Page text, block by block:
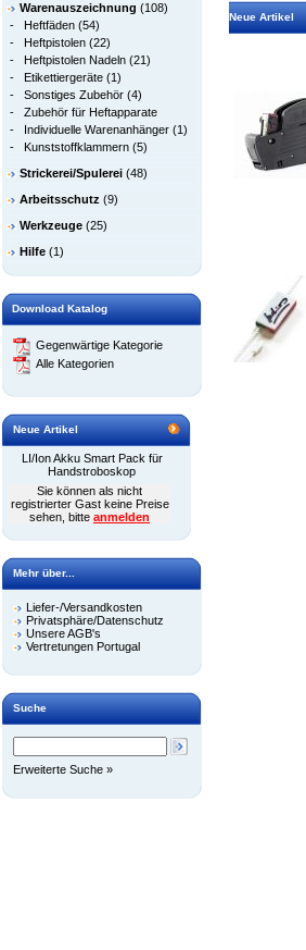
Warenauszeichnung (108)
- Heftfäden (54)
- Heftpistolen (22)
- Heftpistolen Nadeln (21)
- Etikettiergeräte (1)
- Sonstiges Zubehör (4)
- Zubehör für Heftapparate
- Individuelle Warenanhänger (1)
- Kunststoffklammern (5)
Strickerei/Spulerei (48)
Arbeitsschutz (9)
Werkzeuge (25)
Hilfe (1)
Download Katalog
Gegenwärtige Kategorie
Alle Kategorien
Neue Artikel
LI/Ion Akku Smart Pack für
Handstroboskop
Sie können als nicht
registrierter Gast keine Preise
sehen, bitte anmelden
Mehr über...
Liefer-/Versandkosten
Privatsphäre/Datenschutz
Unsere AGB's
Vertretungen Portugal
Suche
Erweiterte Suche »
Neue Artikel